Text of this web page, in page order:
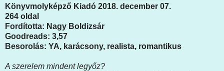
Könyvmolyképző Kiadó 2018. december 07.
264 oldal
Fordította: Nagy Boldizsár
Goodreads: 3,57
Besorolás: YA, karácsony, realista, romantikus
A ​szerelem mindent legyőz?